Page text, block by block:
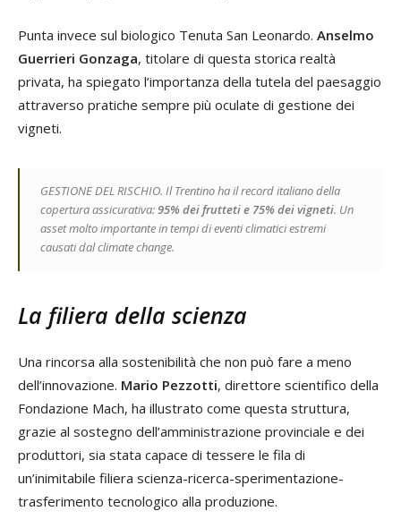
Punta invece sul biologico Tenuta San Leonardo. Anselmo
Guerrieri Gonzaga, titolare di questa storica realtà
privata, ha spiegato l’importanza della tutela del paesaggio
attraverso pratiche sempre più oculate di gestione dei
vigneti.
GESTIONE DEL RISCHIO. Il Trentino ha il record italiano della
copertura assicurativa:95% dei frutteti e 75% dei vigneti. Un
asset molto importante in tempi di eventi climatici estremi
causati dal climate change.
La filiera della scienza
Una rincorsa alla sostenibilità che non può fare a meno
dell’innovazione. Mario Pezzotti, direttore scientifico della
Fondazione Mach, ha illustrato come questa struttura,
grazie al sostegno dell’amministrazione provinciale e dei
produttori, sia stata capace di tessere le fila di
un’inimitabile filiera scienza-ricerca-sperimentazione-
trasferimento tecnologico alla produzione.